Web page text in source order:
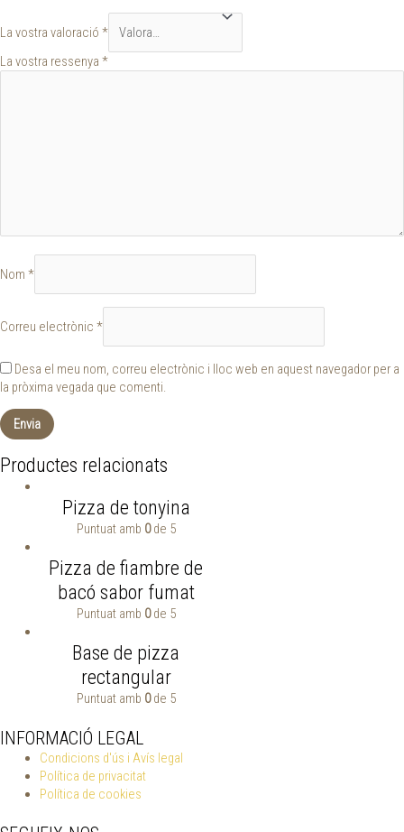
La vostra valoració *
La vostra ressenya *
Nom *
Correu electrònic *
Desa el meu nom, correu electrònic i lloc web en aquest navegador per a
la pròxima vegada que comenti.
Productes relacionats
Pizza de tonyina
Puntuat amb 0de 5
Pizza de fiambre de
bacó sabor fumat
Puntuat amb 0de 5
Base de pizza
rectangular
Puntuat amb 0de 5
INFORMACIÓ LEGAL
Condicions d'ús i Avís legal
Política de privacitat
Política de cookies